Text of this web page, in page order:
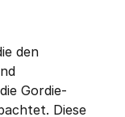
den
Gordie-
Diese